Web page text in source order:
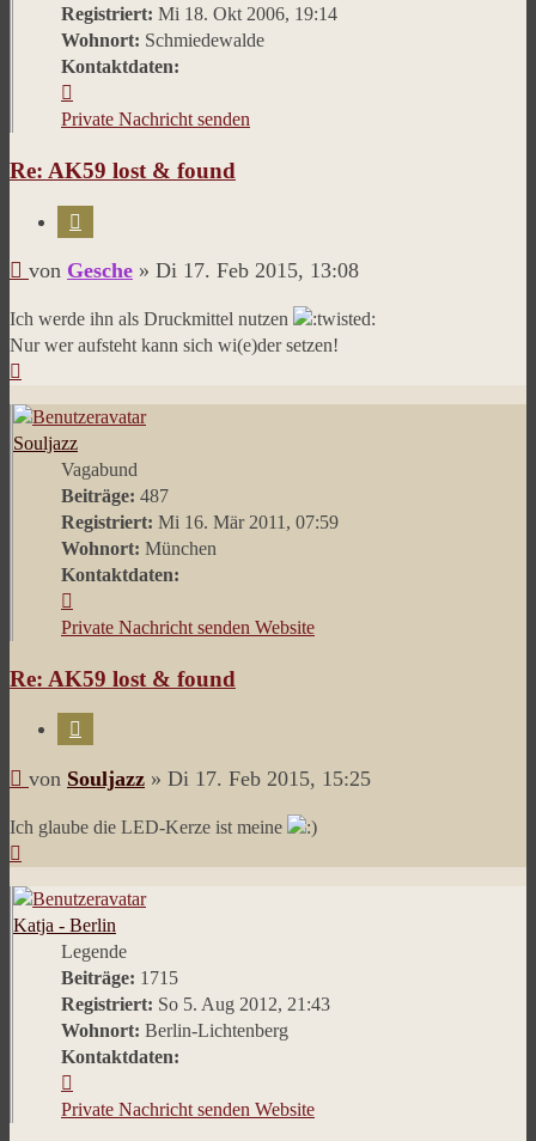
Registriert: Mi 18. Okt 2006, 19:14
Wohnort: Schmiedewalde
Kontaktdaten:
von
Private Nachricht senden
Re: AK59 lost & found
Beitrag
von Gesche » Di 17. Feb 2015, 13:08
Ich werde ihn als Druckmittel nutzen
Nur wer aufsteht kann sich wi(e)der setzen!
Souljazz
Vagabund
Beiträge: 487
Registriert: Mi 16. Mär 2011, 07:59
Wohnort: München
Kontaktdaten:
von
Private Nachricht senden Website
Re: AK59 lost & found
Beitrag
von Souljazz » Di 17. Feb 2015, 15:25
Ich glaube die LED-Kerze ist meine
Katja - Berlin
Legende
Beiträge: 1715
Registriert: So 5. Aug 2012, 21:43
Wohnort: Berlin-Lichtenberg
Kontaktdaten:
von
Private Nachricht senden Website